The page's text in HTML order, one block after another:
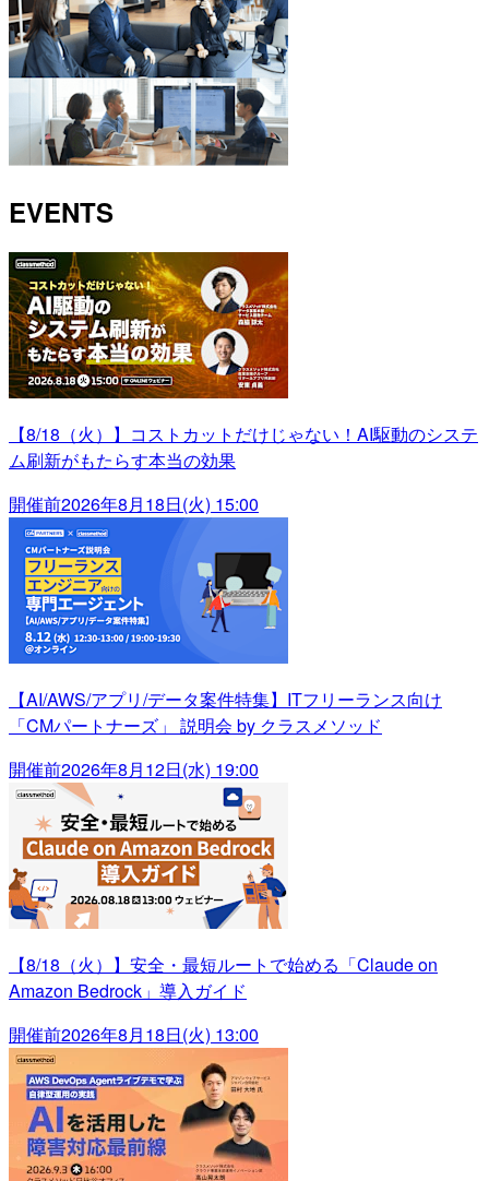
EVENTS
【8/18（火）】コストカットだけじゃない！AI駆動のシステ
ム刷新がもたらす本当の効果
開催前2026年8月18日(火) 15:00
【AI/AWS/アプリ/データ案件特集】ITフリーランス向け
「CMパートナーズ」 説明会 by クラスメソッド
開催前2026年8月12日(水) 19:00
【8/18（火）】安全・最短ルートで始める「Claude on
Amazon Bedrock」導入ガイド
開催前2026年8月18日(火) 13:00